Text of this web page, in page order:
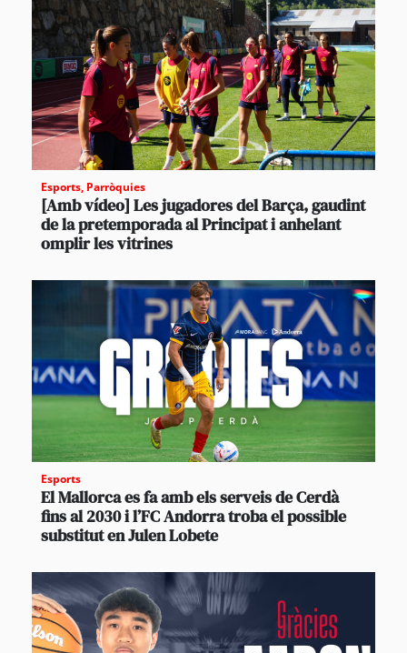
Esports, Parròquies
[Amb vídeo] Les jugadores del Barça, gaudint
de la pretemporada al Principat i anhelant
omplir les vitrines
Esports
El Mallorca es fa amb els serveis de Cerdà
fins al 2030 i l’FC Andorra troba el possible
substitut en Julen Lobete